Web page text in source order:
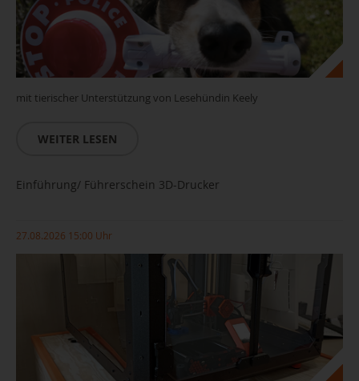
mit tierischer Unterstützung von Lesehündin Keely
WEITER LESEN
Einführung/ Führerschein 3D-Drucker
27.08.2026 15:00 Uhr